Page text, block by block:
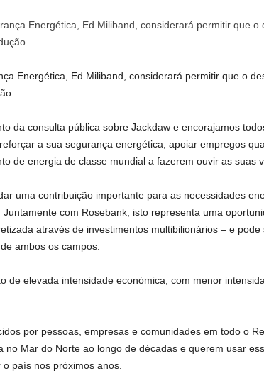
Energética, Ed Miliband, considerará permitir que o
da consulta pública sobre Jackdaw e encorajamos
a sua segurança energética, apoiar empregos
de energia de classe mundial a fazerem ouvir as suas
uma contribuição importante para as necessidades
com Rosebank, isto representa uma
através de investimentos multibilionários – e
ambos os campos.
de elevada intensidade económica, com menor
por pessoas, empresas e comunidades em todo o
no Mar do Norte ao longo de décadas e querem usar
país nos próximos anos.